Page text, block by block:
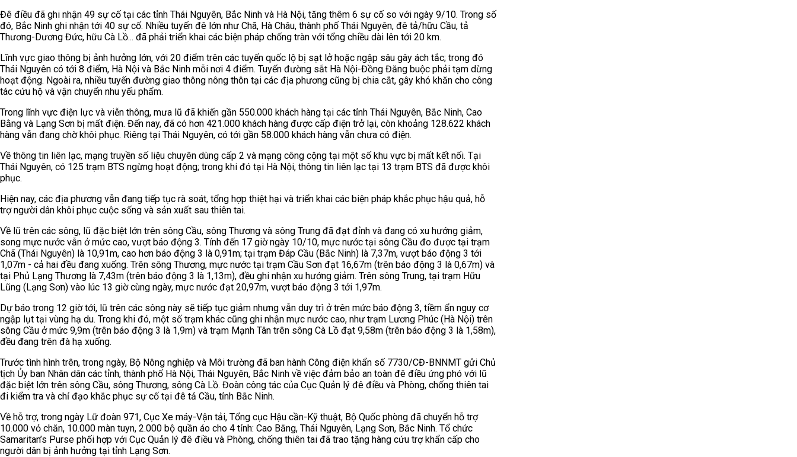
Đê điều đã ghi nhận 49 sự cố tại các tỉnh Thái Nguyên, Bắc Ninh và Hà Nội, tăng thêm 6 sự cố so với ngày 9/10. Trong số
đó, Bắc Ninh ghi nhận tới 40 sự cố. Nhiều tuyến đê lớn như Chã, Hà Châu, thành phố Thái Nguyên, đê tả/hữu Cầu, tả
Thương-Dương Đức, hữu Cà Lồ... đã phải triển khai các biện pháp chống tràn với tổng chiều dài lên tới 20 km.
Lĩnh vực giao thông bị ảnh hưởng lớn, với 20 điểm trên các tuyến quốc lộ bị sạt lở hoặc ngập sâu gây ách tắc; trong đó
Thái Nguyên có tới 8 điểm, Hà Nội và Bắc Ninh mỗi nơi 4 điểm. Tuyến đường sắt Hà Nội-Đồng Đăng buộc phải tạm dừng
hoạt động. Ngoài ra, nhiều tuyến đường giao thông nông thôn tại các địa phương cũng bị chia cắt, gây khó khăn cho công
tác cứu hộ và vận chuyển nhu yếu phẩm.
Trong lĩnh vực điện lực và viễn thông, mưa lũ đã khiến gần 550.000 khách hàng tại các tỉnh Thái Nguyên, Bắc Ninh, Cao
Bằng và Lạng Sơn bị mất điện. Đến nay, đã có hơn 421.000 khách hàng được cấp điện trở lại, còn khoảng 128.622 khách
hàng vẫn đang chờ khôi phục. Riêng tại Thái Nguyên, có tới gần 58.000 khách hàng vẫn chưa có điện.
Về thông tin liên lạc, mạng truyền số liệu chuyên dùng cấp 2 và mạng công cộng tại một số khu vực bị mất kết nối. Tại
Thái Nguyên, có 125 trạm BTS ngừng hoạt động; trong khi đó tại Hà Nội, thông tin liên lạc tại 13 trạm BTS đã được khôi
phục.
Hiện nay, các địa phương vẫn đang tiếp tục rà soát, tổng hợp thiệt hại và triển khai các biện pháp khắc phục hậu quả, hỗ
trợ người dân khôi phục cuộc sống và sản xuất sau thiên tai.
Về lũ trên các sông, lũ đặc biệt lớn trên sông Cầu, sông Thương và sông Trung đã đạt đỉnh và đang có xu hướng giảm,
song mực nước vẫn ở mức cao, vượt báo động 3. Tính đến 17 giờ ngày 10/10, mực nước tại sông Cầu đo được tại trạm
Chã (Thái Nguyên) là 10,91m, cao hơn báo động 3 là 0,91m; tại trạm Đáp Cầu (Bắc Ninh) là 7,37m, vượt báo động 3 tới
1,07m - cả hai đều đang xuống. Trên sông Thương, mực nước tại trạm Cầu Sơn đạt 16,67m (trên báo động 3 là 0,67m) và
tại Phủ Lạng Thương là 7,43m (trên báo động 3 là 1,13m), đều ghi nhận xu hướng giảm. Trên sông Trung, tại trạm Hữu
Lũng (Lạng Sơn) vào lúc 13 giờ cùng ngày, mực nước đạt 20,97m, vượt báo động 3 tới 1,97m.
Dự báo trong 12 giờ tới, lũ trên các sông này sẽ tiếp tục giảm nhưng vẫn duy trì ở trên mức báo động 3, tiềm ẩn nguy cơ
ngập lụt tại vùng hạ du. Trong khi đó, một số trạm khác cũng ghi nhận mực nước cao, như trạm Lương Phúc (Hà Nội) trên
sông Cầu ở mức 9,9m (trên báo động 3 là 1,9m) và trạm Mạnh Tân trên sông Cà Lồ đạt 9,58m (trên báo động 3 là 1,58m),
đều đang trên đà hạ xuống.
Trước tình hình trên, trong ngày, Bộ Nông nghiệp và Môi trường đã ban hành Công điện khẩn số 7730/CĐ-BNNMT gửi Chủ
tịch Ủy ban Nhân dân các tỉnh, thành phố Hà Nội, Thái Nguyên, Bắc Ninh về việc đảm bảo an toàn đê điều ứng phó với lũ
đặc biệt lớn trên sông Cầu, sông Thương, sông Cà Lồ. Đoàn công tác của Cục Quản lý đê điều và Phòng, chống thiên tai
đi kiểm tra và chỉ đạo khắc phục sự cố tại đê tả Cầu, tỉnh Bắc Ninh.
Về hỗ trợ, trong ngày Lữ đoàn 971, Cục Xe máy-Vận tải, Tổng cục Hậu cần-Kỹ thuật, Bộ Quốc phòng đã chuyển hỗ trợ
10.000 vỏ chăn, 10.000 màn tuyn, 2.000 bộ quần áo cho 4 tỉnh: Cao Bằng, Thái Nguyên, Lạng Sơn, Bắc Ninh. Tổ chức
Samaritan’s Purse phối hợp với Cục Quản lý đê điều và Phòng, chống thiên tai đã trao tặng hàng cứu trợ khẩn cấp cho
người dân bị ảnh hưởng tại tỉnh Lạng Sơn.